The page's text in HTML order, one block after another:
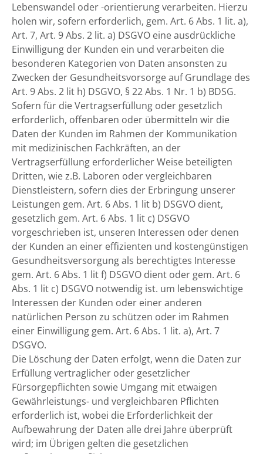
Lebenswandel oder -orientierung verarbeiten. Hierzu
holen wir, sofern erforderlich, gem. Art. 6 Abs. 1 lit. a),
Art. 7, Art. 9 Abs. 2 lit. a) DSGVO eine ausdrückliche
Einwilligung der Kunden ein und verarbeiten die
besonderen Kategorien von Daten ansonsten zu
Zwecken der Gesundheitsvorsorge auf Grundlage des
Art. 9 Abs. 2 lit h) DSGVO, § 22 Abs. 1 Nr. 1 b) BDSG.
Sofern für die Vertragserfüllung oder gesetzlich
erforderlich, offenbaren oder übermitteln wir die
Daten der Kunden im Rahmen der Kommunikation
mit medizinischen Fachkräften, an der
Vertragserfüllung erforderlicher Weise beteiligten
Dritten, wie z.B. Laboren oder vergleichbaren
Dienstleistern, sofern dies der Erbringung unserer
Leistungen gem. Art. 6 Abs. 1 lit b) DSGVO dient,
gesetzlich gem. Art. 6 Abs. 1 lit c) DSGVO
vorgeschrieben ist, unseren Interessen oder denen
der Kunden an einer effizienten und kostengünstigen
Gesundheitsversorgung als berechtigtes Interesse
gem. Art. 6 Abs. 1 lit f) DSGVO dient oder gem. Art. 6
Abs. 1 lit c) DSGVO notwendig ist. um lebenswichtige
Interessen der Kunden oder einer anderen
natürlichen Person zu schützen oder im Rahmen
einer Einwilligung gem. Art. 6 Abs. 1 lit. a), Art. 7
DSGVO.
Die Löschung der Daten erfolgt, wenn die Daten zur
Erfüllung vertraglicher oder gesetzlicher
Fürsorgepflichten sowie Umgang mit etwaigen
Gewährleistungs- und vergleichbaren Pflichten
erforderlich ist, wobei die Erforderlichkeit der
Aufbewahrung der Daten alle drei Jahre überprüft
wird; im Übrigen gelten die gesetzlichen